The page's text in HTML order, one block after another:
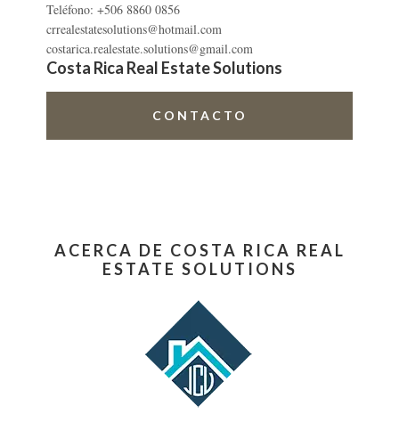
Teléfono: +506 8860 0856
crrealestatesolutions@hotmail.com
costarica.realestate.solutions@gmail.com
Costa Rica Real Estate Solutions
CONTACTO
ACERCA DE COSTA RICA REAL
ESTATE SOLUTIONS